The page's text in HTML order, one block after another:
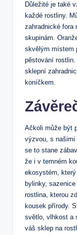
Důležité je také
každé rostliny.
⁣zahradnické fora
skupinám.
skvělým místem⁢
pěstování
sklepní
koníčkem.
Ačkoli může být
výzvou, ⁣s našimi
se to ⁤stane
že i v temném
ekosystém,
bylinky,
rostlina, kterou
⁢kousek přírody.
světlo, vlhkost a
váš sklep ‍na